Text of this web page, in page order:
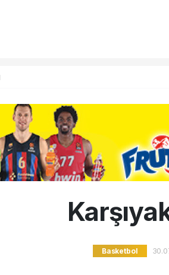
Basketbol